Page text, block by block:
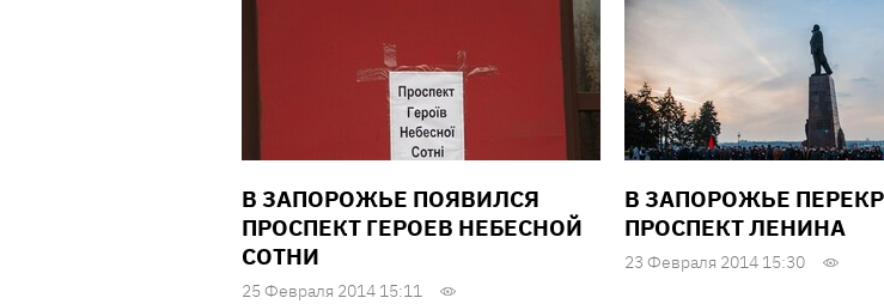
В ЗАПОРОЖЬЕ ПОЯВИЛСЯ
ПРОСПЕКТ ГЕРОЕВ НЕБЕСНОЙ
СОТНИ
25 Февраля 2014 15:11
В ЗАПОРОЖЬЕ
ПРОСПЕКТ ЛЕНИНА
23 Февраля 2014 15:30